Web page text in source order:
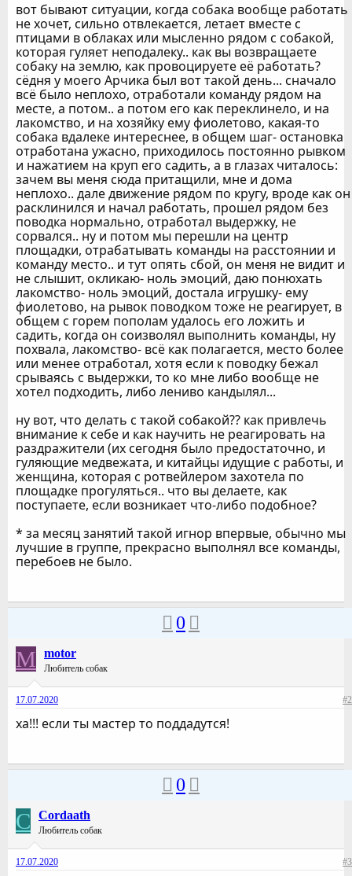
вот бывают ситуации, когда собака вообще работать
не хочет, сильно отвлекается, летает вместе с
птицами в облаках или мысленно рядом с собакой,
которая гуляет неподалеку.. как вы возвращаете
собаку на землю, как провоцируете её работать?
сёдня у моего Арчика был вот такой день... сначало
всё было неплохо, отработали команду рядом на
месте, а потом.. а потом его как переклинело, и на
лакомство, и на хозяйку ему фиолетово, какая-то
собака вдалеке интереснее, в общем шаг- остановка
отработана ужасно, приходилось постоянно рывком
и нажатием на круп его садить, а в глазах читалось:
зачем вы меня сюда притащили, мне и дома
неплохо.. дале движение рядом по кругу, вроде как он
расклинился и начал работать, прошел рядом без
поводка нормально, отработал выдержку, не
сорвался.. ну и потом мы перешли на центр
площадки, отрабатывать команды на расстоянии и
команду место.. и тут опять сбой, он меня не видит и
не слышит, окликаю- ноль эмоций, даю понюхать
лакомство- ноль эмоций, достала игрушку- ему
фиолетово, на рывок поводком тоже не реагирует, в
общем с горем пополам удалось его ложить и
садить, когда он соизволял выполнить команды, ну
похвала, лакомство- всё как полагается, место более
или менее отработал, хотя если к поводку бежал
срываясь с выдержки, то ко мне либо вообще не
хотел подходить, либо лениво кандылял...
ну вот, что делать с такой собакой?? как привлечь
внимание к себе и как научить не реагировать на
раздражители (их сегодня было предостаточно, и
гуляющие медвежата, и китайцы идущие с работы, и
женщина, которая с ротвейлером захотела по
площадке прогуляться.. что вы делаете, как
поступаете, если возникает что-либо подобное?
* за месяц занятий такой игнор впервые, обычно мы
лучшие в группе, прекрасно выполнял все команды,
перебоев не было.
0
M motor
Любитель собак
17.07.2020 #2
ха!!! если ты мастер то поддадутся!
0
C Cordaath
Любитель собак
17.07.2020 #3